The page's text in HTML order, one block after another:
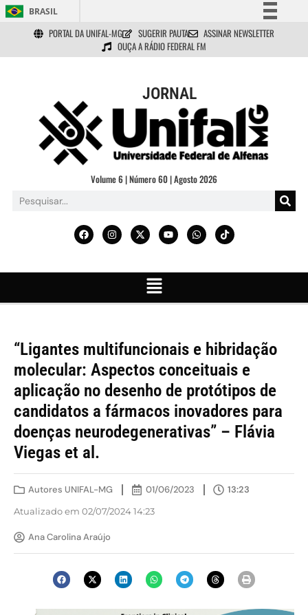
BRASIL
Simplifique!
Comunica BR
Acesso à informação
Legislação
Canais
PORTAL DA UNIFAL-MG SUGERIR PAUTA
ASSINAR NEWSLETTER
OUÇA A RÁDIO FEDERAL FM
JORNAL
Volume 6 | Número 60 | Agosto 2026
“Ligantes multifuncionais e hibridação
molecular: Aspectos conceituais e
aplicação no desenho de protótipos de
candidatos a fármacos inovadores para
doenças neurodegenerativas” – Flávia
Viegas et al.
Autores UNIFAL-MG 01/06/2023 13:23
Atualizado em 02/07/2024 14:23
Ana Carolina Araújo